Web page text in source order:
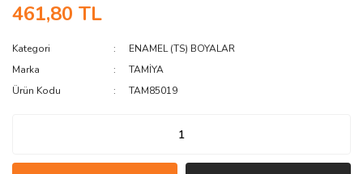
461,80 TL
Kategori
ENAMEL (TS) BOYALAR
Marka
TAMİYA
Ürün Kodu
TAM85019